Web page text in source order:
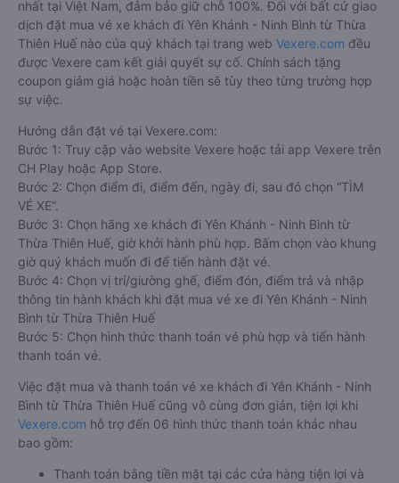
nhất tại Việt Nam, đảm bảo giữ chỗ 100%. Đối với bất cứ giao
dịch đặt mua vé xe khách đi Yên Khánh - Ninh Bình từ Thừa
Thiên Huế nào của quý khách tại trang web Vexere.com đều
được Vexere cam kết giải quyết sự cố. Chính sách tặng
coupon giảm giá hoặc hoàn tiền sẽ tùy theo từng trường hợp
sự việc.
Hướng dẫn đặt vé tại Vexere.com:
Bước 1: Truy cập vào website Vexere hoặc tải app Vexere trên
CH Play hoặc App Store.
Bước 2: Chọn điểm đi, điểm đến, ngày đi, sau đó chọn “TÌM
VÉ XE”.
Bước 3: Chọn hãng xe khách đi Yên Khánh - Ninh Bình từ
Thừa Thiên Huế, giờ khởi hành phù hợp. Bấm chọn vào khung
giờ quý khách muốn đi để tiến hành đặt vé.
Bước 4: Chọn vị trí/giường ghế, điểm đón, điểm trả và nhập
thông tin hành khách khi đặt mua vé xe đi Yên Khánh - Ninh
Bình từ Thừa Thiên Huế
Bước 5: Chọn hình thức thanh toán vé phù hợp và tiến hành
thanh toán vé.
Việc đặt mua và thanh toán vé xe khách đi Yên Khánh - Ninh
Bình từ Thừa Thiên Huế cũng vô cùng đơn giản, tiện lợi khi
Vexere.com hỗ trợ đến 06 hình thức thanh toán khác nhau
bao gồm:
Thanh toán bằng tiền mặt tại các cửa hàng tiện lợi và